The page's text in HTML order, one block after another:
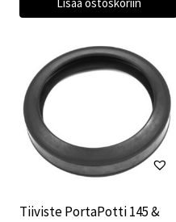
Tiiviste PortaPotti 145 &